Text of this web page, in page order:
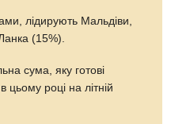
лідирують Мальдіви,
(15%).
сума, яку готові
цьому році на літній